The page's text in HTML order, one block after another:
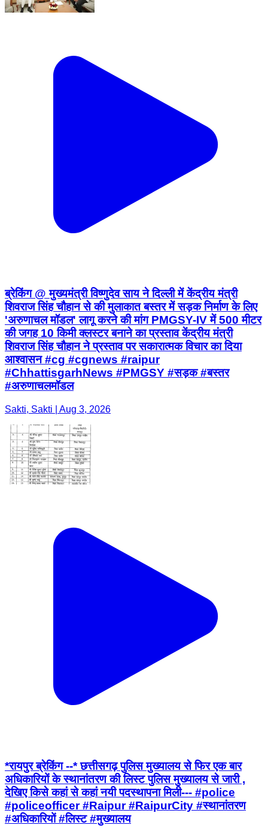
ब्रेकिंग @ मुख्यमंत्री विष्णुदेव साय ने दिल्ली में केंद्रीय मंत्री
शिवराज सिंह चौहान से की मुलाकात बस्तर में सड़क निर्माण के लिए
'अरुणाचल मॉडल' लागू करने की मांग PMGSY-IV में 500 मीटर
की जगह 10 किमी क्लस्टर बनाने का प्रस्ताव केंद्रीय मंत्री
शिवराज सिंह चौहान ने प्रस्ताव पर सकारात्मक विचार का दिया
आश्वासन #cg #cgnews #raipur
#ChhattisgarhNews #PMGSY #सड़क #बस्तर
#अरुणाचलमॉडल
Sakti, Sakti | Aug 3, 2026
*रायपुर ब्रेकिंग --* छत्तीसगढ़ पुलिस मुख्यालय से फिर एक बार
अधिकारियों के स्थानांतरण की लिस्ट पुलिस मुख्यालय से जारी ,
देखिए किसे कहां से कहां नयी पदस्थापना मिली--- #police
#policeofficer #Raipur #RaipurCity #स्थानांतरण
#अधिकारियों #लिस्ट #मुख्यालय